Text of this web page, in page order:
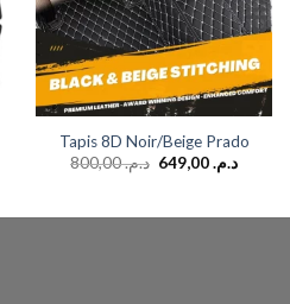
Tapis 8D Noir/Beige Prado
د.م.800,00 د.م.649,00